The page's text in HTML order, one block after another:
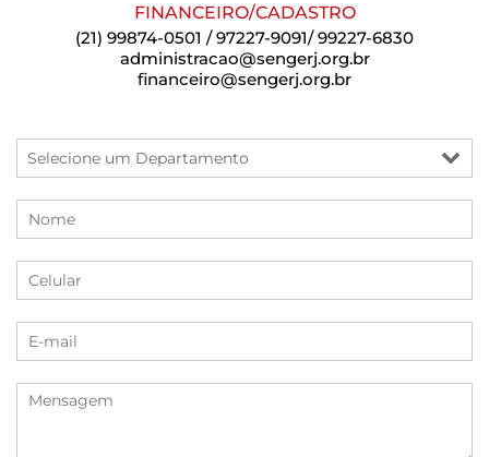
FINANCEIRO/CADASTRO
(21) 99874-0501 / 97227-9091/ 99227-6830
administracao@sengerj.org.br
financeiro@sengerj.org.br